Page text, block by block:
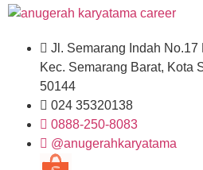
Jl. Semarang Indah No.17
Kec. Semarang Barat, Kota
50144
024 35320138
0888-250-8083
@anugerahkaryatama